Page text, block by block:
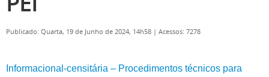
Publicado: Quarta, 19 de Junho de 2024, 14h58 | Acessos: 7278
Informacional-censitária – Procedimentos técnicos para